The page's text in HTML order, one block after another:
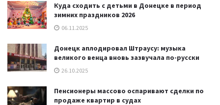
Куда сходить с детьми в Донецке в период
зимних праздников 2026
06.11.2025
Донецк аплодировал Штраусу: музыка
великого венца вновь зазвучала по-русски
26.10.2025
Пенсионеры массово оспаривают сделки по
продаже квартир в судах